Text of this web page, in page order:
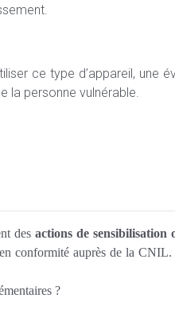
ce type d’appareil,
la personne vulnérable.
des actions de sensibilisation
conformité auprès de la CNIL.
?